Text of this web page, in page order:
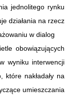
jednolitego rynku
działania na rzecz
w dialog
obowiązujących
wyniku interwencji
nakładały na
umieszczania